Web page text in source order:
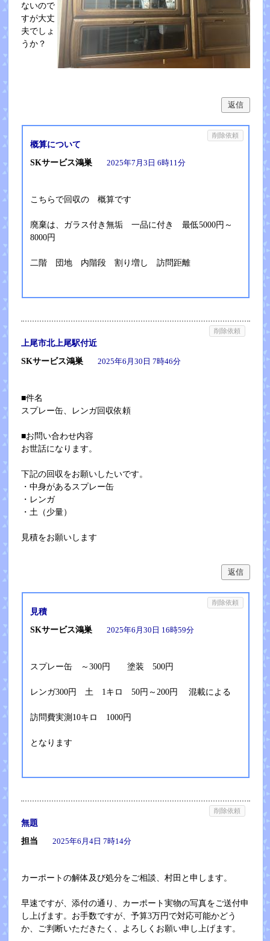
ないので
すが大丈
夫でしょ
うか？
返信
概算について
SKサービス鴻巣
2025年7月3日 6時11分
こちらで回収の 概算です
廃棄は、ガラス付き無垢 一品に付き 最低5000円～
8000円
二階 団地 内階段 割り増し 訪問距離
削除依頼
上尾市北上尾駅付近
SKサービス鴻巣
2025年6月30日 7時46分
■件名
スプレー缶、レンガ回収依頼
■お問い合わせ内容
お世話になります。
下記の回収をお願いしたいです。
・中身があるスプレー缶
・レンガ
・土（少量）
見積をお願いします
返信
削除依頼
見積
SKサービス鴻巣
2025年6月30日 16時59分
スプレー缶 ～300円 塗装 500円
レンガ300円 土 1キロ 50円～200円 混載による
訪問費実測10キロ 1000円
となります
削除依頼
無題
担当
2025年6月4日 7時14分
カーポートの解体及び処分をご相談、村田と申します。
早速ですが、添付の通り、カーポート実物の写真をご送付申
し上げます。お手数ですが、予算3万円で対応可能かどう
か、ご判断いただきたく、よろしくお願い申し上げます。
削除依頼